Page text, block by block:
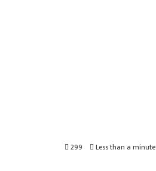
299 Less than a minute